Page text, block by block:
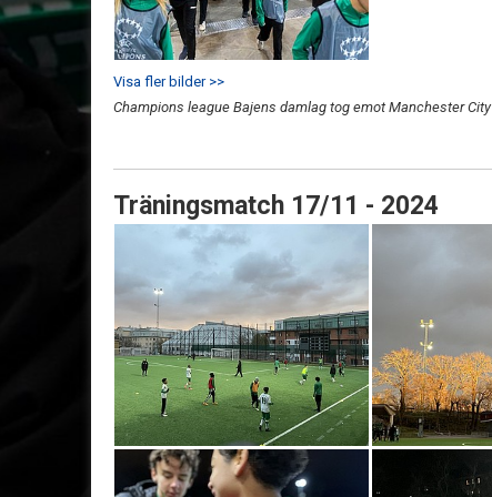
Visa fler bilder >>
Champions league Bajens damlag tog emot Manchester City
Träningsmatch 17/11 - 2024